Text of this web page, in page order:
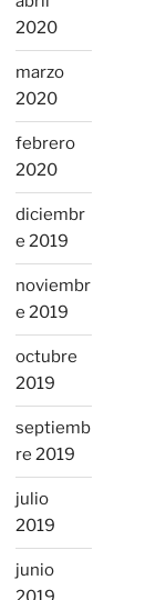
2020
marzo
2020
febrero
2020
diciembr
e 2019
noviembr
e 2019
octubre
2019
septiemb
re 2019
julio
2019
junio